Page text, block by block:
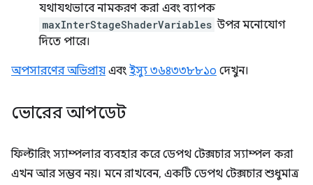
যথাযথভাবে নামকরণ করা এবং ব্যাপক
maxInterStageShaderVariables উপর মনোযোগ
দিতে পারে।
অপসারণের অভিপ্রায় এবং ইস্যু ৩৬৪৩৩৮৮১০ দেখুন।
ভোরের আপডেট
ফিল্টারিং স্যাম্পলার ব্যবহার করে ডেপথ টেক্সচার স্যাম্পল করা
এখন আর সম্ভব নয়। মনে রাখবেন, একটি ডেপথ টেক্সচার শুধুমাত্র